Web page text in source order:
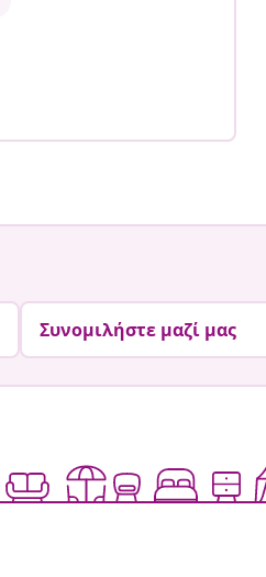
Συνομιλήστε μαζί μας